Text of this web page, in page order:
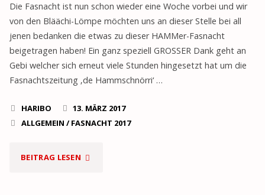
Die Fasnacht ist nun schon wieder eine Woche vorbei und wir
von den Bläächi-Lömpe möchten uns an dieser Stelle bei all
jenen bedanken die etwas zu dieser HAMMer-Fasnacht
beigetragen haben! Ein ganz speziell GROSSER Dank geht an
Gebi welcher sich erneut viele Stunden hingesetzt hat um die
Fasnachtszeitung ‚de Hammschnörri‘ …
HARIBO
13. MÄRZ 2017
ALLGEMEIN /FASNACHT 2017
BEITRAG LESEN "DANKE